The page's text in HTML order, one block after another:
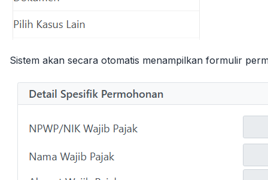
Sistem akan secara otomatis menampilkan formulir